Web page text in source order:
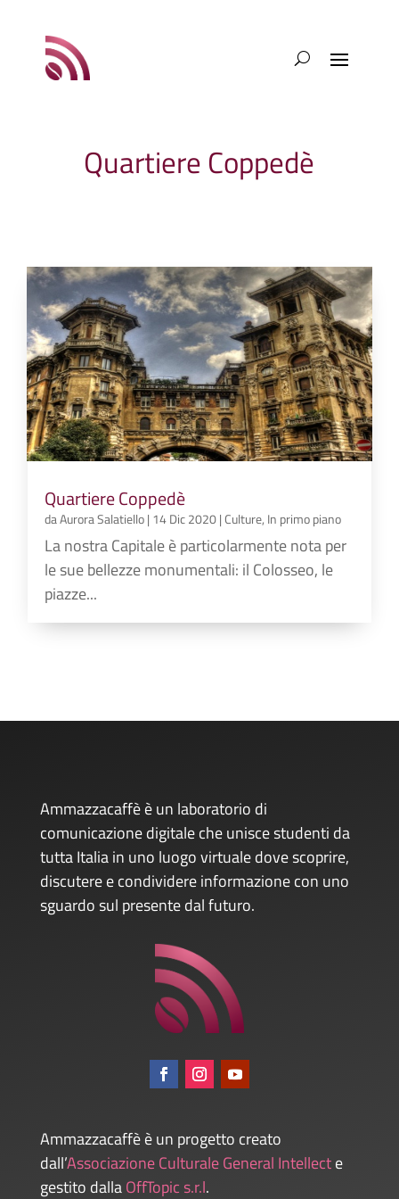
Quartiere Coppedè
Quartiere Coppedè
daAurora Salatiello| 14 Dic 2020|Culture, In primo piano
La nostra Capitale è particolarmente nota per
le sue bellezze monumentali: il Colosseo, le
piazze...
Ammazzacaffè è un laboratorio di
comunicazione digitale che unisce studenti da
tutta Italia in uno luogo virtuale dove scoprire,
discutere e condividere informazione con uno
sguardo sul presente dal futuro.
Ammazzacaffè è un progetto creato
dall’Associazione Culturale General Intellecte
gestito dallaOffTopic s.r.l.